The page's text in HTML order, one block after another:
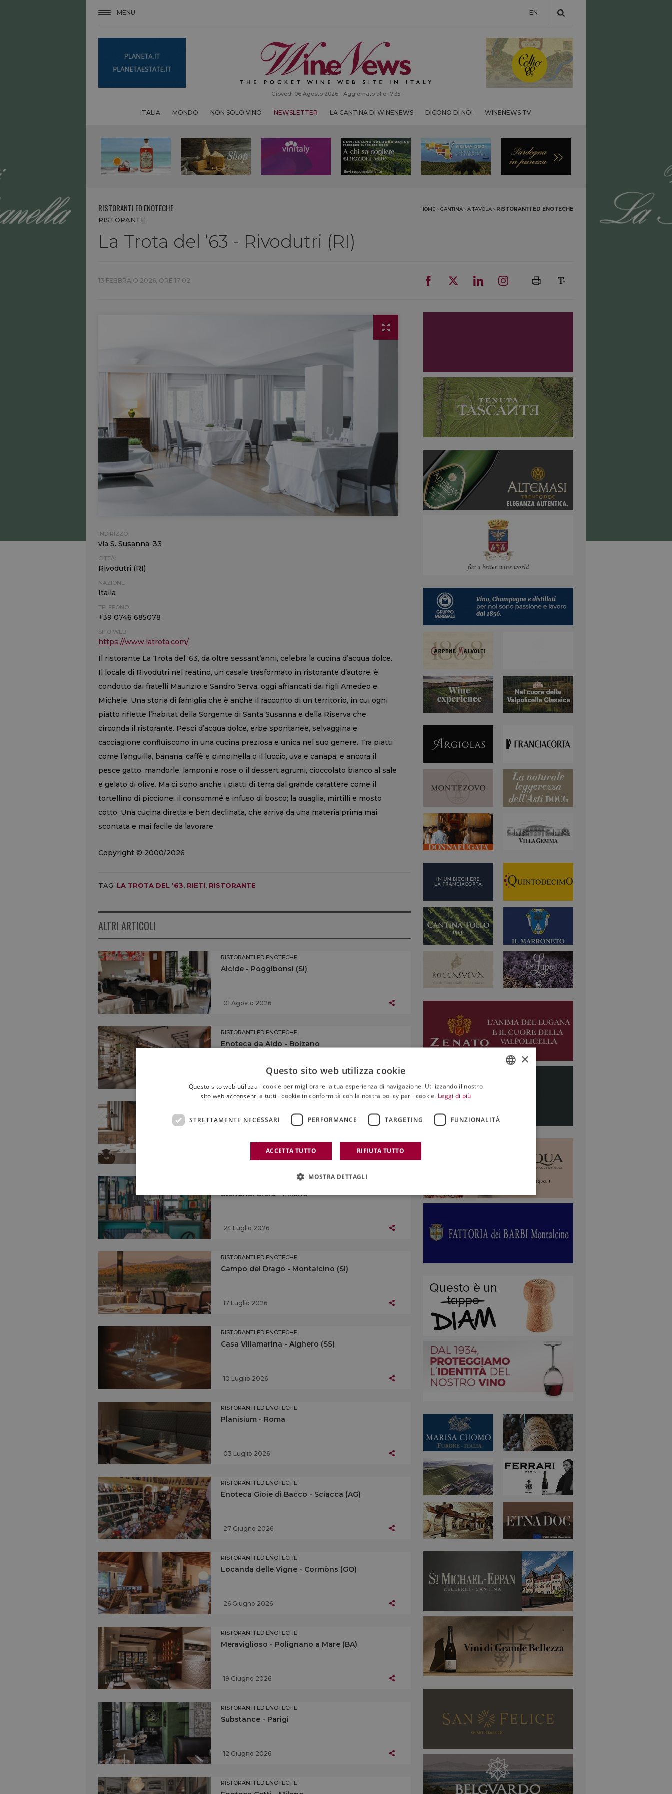
MENU EN
Giovedì 06 Agosto 2026 - Aggiornato alle 17:35
ITALIA MONDO NON SOLO VINO NEWSLETTER LA CANTINA DI WINENEWS DICONO DI NOI WINENEWS TV
RISTORANTI ED ENOTECHE HOME › CANTINA › A TAVOLA › RISTORANTI ED ENOTECHE
RISTORANTE
La Trota del ‘63 - Rivodutri (RI)
13 FEBBRAIO 2026, ORE 17:02
INDIRIZZO:
via S. Susanna, 33
CITTÀ:
Rivodutri (RI)
NAZIONE
Italia
TELEFONO
+39 0746 685078
SITO WEB
https://www.latrota.com/
Il ristorante La Trota del ‘63, da oltre sessant’anni, celebra la cucina d’acqua dolce.
Il locale di Rivodutri nel reatino, un casale trasformato in ristorante d’autore, è
condotto dai fratelli Maurizio e Sandro Serva, oggi affiancati dai figli Amedeo e
Michele. Una storia di famiglia che è anche il racconto di un territorio, in cui ogni
piatto riflette l’habitat della Sorgente di Santa Susanna e della Riserva che
circonda il ristorante. Pesci d’acqua dolce, erbe spontanee, selvaggina e
cacciagione confluiscono in una cucina preziosa e unica nel suo genere. Tra piatti
come l’anguilla, banana, caffè e pimpinella o il luccio, uva e canapa; e ancora il
pesce gatto, mandorle, lamponi e rose o il dessert agrumi, cioccolato bianco al sale
e gelato di olive. Ma ci sono anche i piatti di terra dal grande carattere come il
tortellino di piccione; il consommé e infuso di bosco; la quaglia, mirtilli e mosto
cotto. Una cucina diretta e ben declinata, che arriva da una materia prima mai
scontata e mai facile da lavorare.
Copyright © 2000/2026
TAG: LA TROTA DEL '63, RIETI, RISTORANTE
ALTRI ARTICOLI
RISTORANTI ED ENOTECHE
Alcide - Poggibonsi (SI)
01 Agosto 2026
RISTORANTI ED ENOTECHE
Enoteca da Aldo - Bolzano
Ansitz Heufler - Rasun (BZ)
25 Luglio 2026
Stendhal Brera - Milano
24 Luglio 2026
RISTORANTI ED ENOTECHE
Campo del Drago - Montalcino (SI)
17 Luglio 2026
RISTORANTI ED ENOTECHE
Casa Villamarina - Alghero (SS)
10 Luglio 2026
RISTORANTI ED ENOTECHE
Planisium - Roma
03 Luglio 2026
RISTORANTI ED ENOTECHE
Enoteca Gioie di Bacco - Sciacca (AG)
27 Giugno 2026
RISTORANTI ED ENOTECHE
Locanda delle Vigne - Cormòns (GO)
26 Giugno 2026
RISTORANTI ED ENOTECHE
Meraviglioso - Polignano a Mare (BA)
19 Giugno 2026
RISTORANTI ED ENOTECHE
Substance - Parigi
12 Giugno 2026
RISTORANTI ED ENOTECHE
×
Questo sito web utilizza cookie
Questo sito web utilizza i cookie per migliorare la tua esperienza di navigazione. Utilizzando il nostro
sito web acconsenti a tutti i cookie in conformità con la nostra policy per i cookie. Leggi di più
STRETTAMENTE NECESSARI PERFORMANCE TARGETING FUNZIONALITÀ
ACCETTA TUTTO RIFIUTA TUTTO
MOSTRA DETTAGLI